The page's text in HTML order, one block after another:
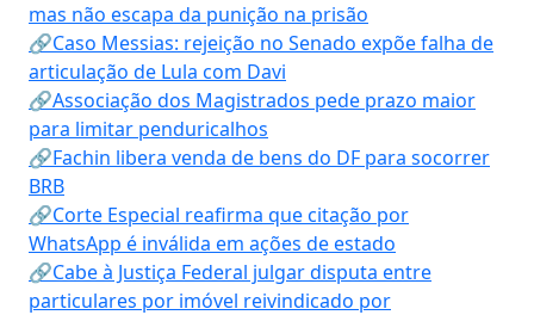
mas não escapa da punição na prisão
🔗Caso Messias: rejeição no Senado expõe falha de
articulação de Lula com Davi
🔗Associação dos Magistrados pede prazo maior
para limitar penduricalhos
🔗Fachin libera venda de bens do DF para socorrer
BRB
🔗Corte Especial reafirma que citação por
WhatsApp é inválida em ações de estado
🔗Cabe à Justiça Federal julgar disputa entre
particulares por imóvel reivindicado por